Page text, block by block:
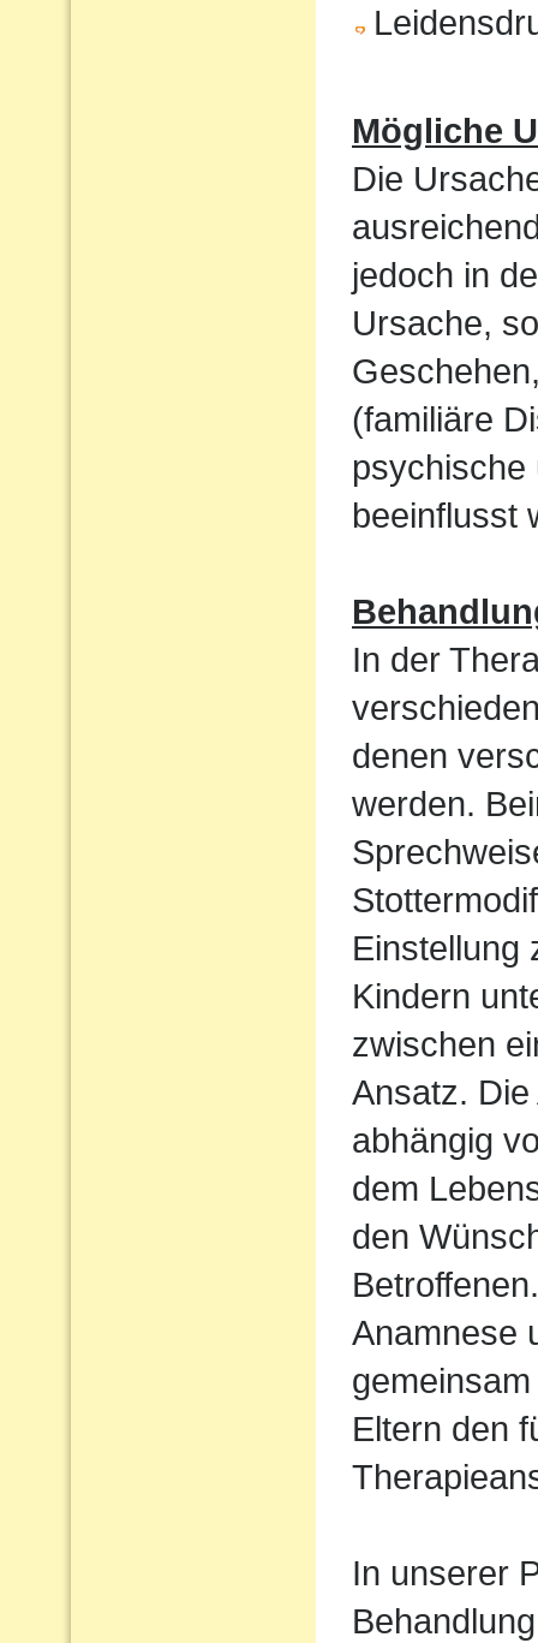
Mögliche
Die
jedoch in
Ursache,
(familiäre
psychische
beeinflusst
In der
denen
werden.
Einstellung
Kindern
zwischen
Ansatz. Die
abhängig
dem
den
Anamnese
Eltern den
In unserer